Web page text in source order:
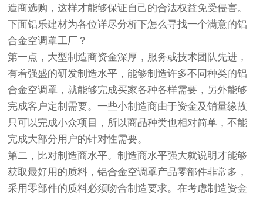
造商选购，这样才能够保证自己的合法权益免受侵害。
下面铝乐建材为各位详尽分析下怎么寻找一个满意的铝
合金空调罩工厂？
第一点，大型制造商资金深厚，服务或技术团队先进，
有着强盛的研发制造水平，能够制造许多不同种类的铝
合金空调罩，就能够完成买家各种各样需要，另外能够
完成客户定制需要。一些小制造商由于资金及销量缘故
只可以完成小众项目，所以商品种类也相对简单，不能
完成大部分用户的针对性需要。
第二，比对制造商水平。制造商水平强大就说明才能够
获取最好用的质料，铝合金空调罩产品零部件非常多，
采用零部件的质料必须吻合制造要求。在考虑制造资金